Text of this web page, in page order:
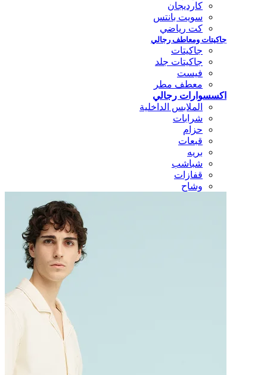
كارديجان
سويت بانتس
كت رياضي
جاكيتات ومعاطف رجالي
جاكيتات
جاكيتات جلد
فيست
معطف مطر
اكسسوارات رجالي
الملابس الداخلية
شرابات
حزام
قبعات
بريه
شباشب
قفازات
وشاح